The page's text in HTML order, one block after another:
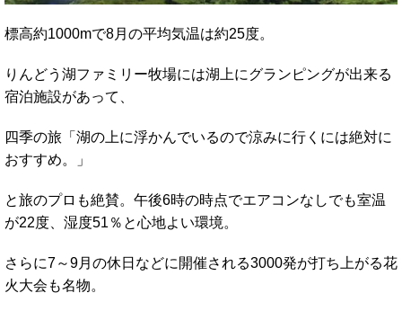
標高約1000mで8月の平均気温は約25度。
りんどう湖ファミリー牧場には湖上にグランピングが出来る
宿泊施設があって、
四季の旅「湖の上に浮かんでいるので涼みに行くには絶対に
おすすめ。」
と旅のプロも絶賛。午後6時の時点でエアコンなしでも室温
が22度、湿度51％と心地よい環境。
さらに7～9月の休日などに開催される3000発が打ち上がる花
火大会も名物。